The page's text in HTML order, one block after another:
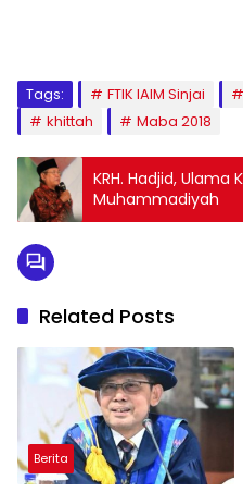
Tags: FTIK IAIM Sinjai
khittah
Maba 2018
KRH. Hadjid, Ulama
Muhammadiyah
Related Posts
Berita